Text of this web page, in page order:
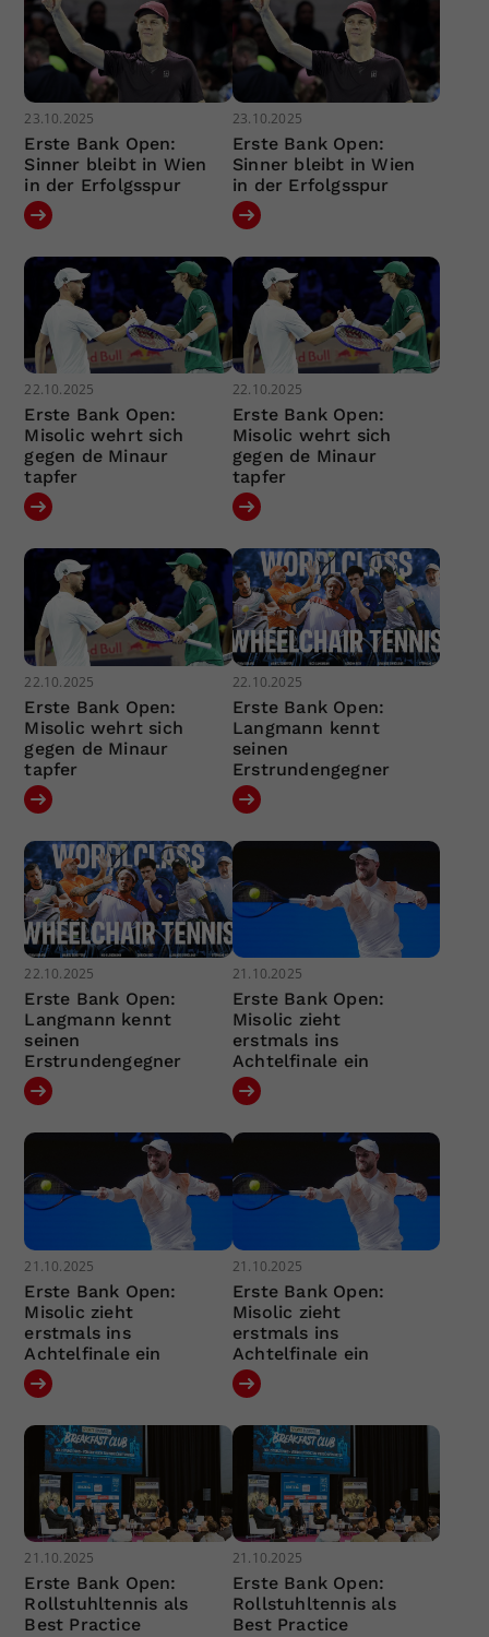
23.10.2025
Erste Bank Open:
Sinner bleibt in Wien
in der Erfolgsspur
23.10.2025
Erste Bank Open:
Sinner bleibt in Wien
in der Erfolgsspur
22.10.2025
Erste Bank Open:
Misolic wehrt sich
gegen de Minaur
tapfer
22.10.2025
Erste Bank Open:
Misolic wehrt sich
gegen de Minaur
tapfer
22.10.2025
Erste Bank Open:
Misolic wehrt sich
gegen de Minaur
tapfer
22.10.2025
Erste Bank Open:
Langmann kennt
seinen
Erstrundengegner
22.10.2025
Erste Bank Open:
Langmann kennt
seinen
Erstrundengegner
21.10.2025
Erste Bank Open:
Misolic zieht
erstmals ins
Achtelfinale ein
21.10.2025
Erste Bank Open:
Misolic zieht
erstmals ins
Achtelfinale ein
21.10.2025
Erste Bank Open:
Misolic zieht
erstmals ins
Achtelfinale ein
21.10.2025
Erste Bank Open:
Rollstuhltennis als
Best Practice
21.10.2025
Erste Bank Open:
Rollstuhltennis als
Best Practice